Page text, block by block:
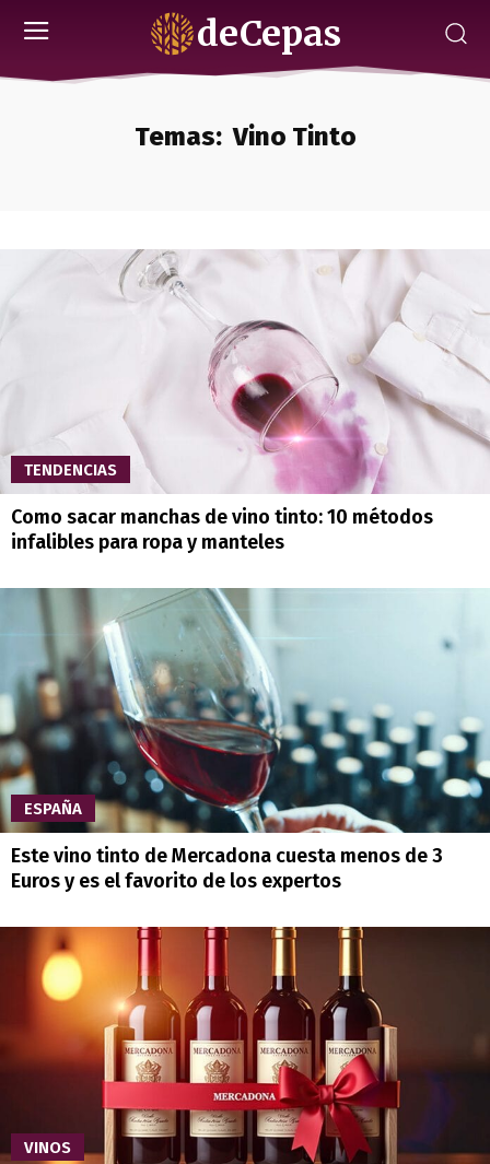
deCepas
Temas: Vino Tinto
TENDENCIAS
Como sacar manchas de vino tinto: 10 métodos
infalibles para ropa y manteles
ESPAÑA
Este vino tinto de Mercadona cuesta menos de 3
Euros y es el favorito de los expertos
VINOS